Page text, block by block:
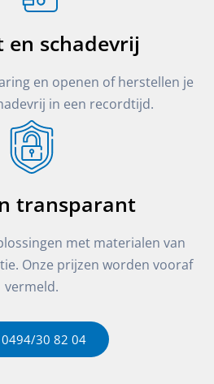
en schadevrij
en openen of herstellen je
in een recordtijd.
transparant
met materialen van
Onze prijzen worden vooraf
vermeld.
0494/30 82 04